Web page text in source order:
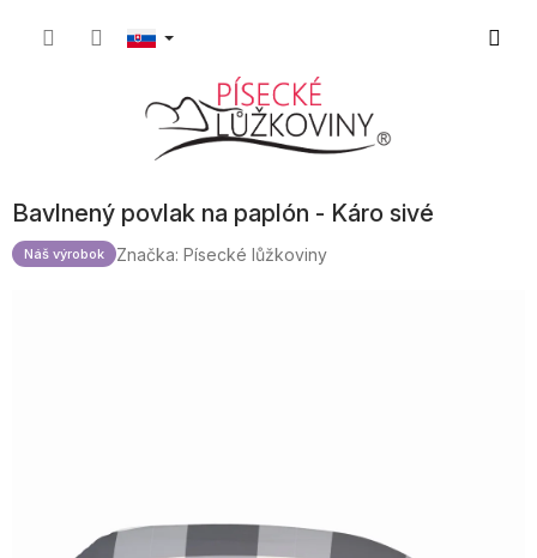
Bavlnený povlak na paplón - Káro sivé
Náš výrobok Značka: Písecké lůžkoviny